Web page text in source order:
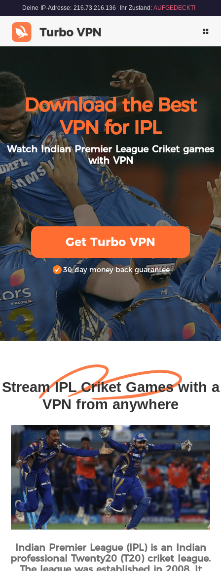
Deine IP-Adresse: 216.73.216.136 Ihr Zustand: AUFGEDECKT!
Download the Best
VPN for IPL
Watch Indian Premier League Criket games
with VPN
Get Turbo VPN
30-day money-back guarantee
Stream IPL Criket Games with a
VPN from anywhere
Indian Premier League (IPL) is an Indian
professional Twenty20 (T20) criket league.